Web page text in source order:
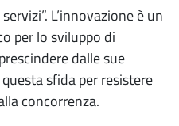
L’innovazione è un
per lo sviluppo di
dalle sue
sfida per resistere
concorrenza.